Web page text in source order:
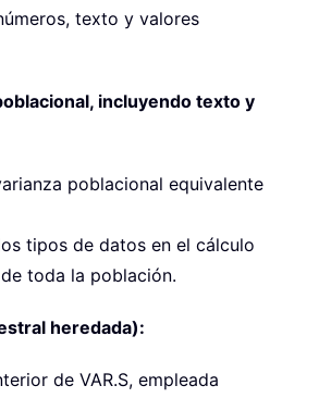
texto y valores
incluyendo texto y
poblacional equivalente
tipos de datos en el cálculo
toda la población.
heredada):
de VAR.S, empleada